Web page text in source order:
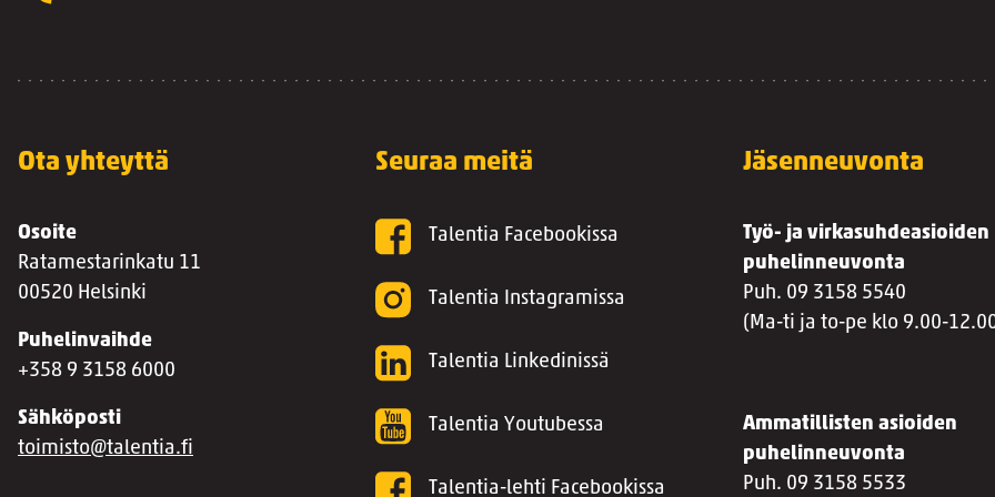
Ota yhteyttä
Osoite
Ratamestarinkatu 11
00520 Helsinki
Puhelinvaihde
+358 9 3158 6000
Sähköposti
toimisto@talentia.fi
Seuraa meitä
Talentia Facebookissa
Talentia Instagramissa
Talentia Linkedinissä
Talentia Youtubessa
Talentia-lehti Facebookissa
Jäsenneuvonta
Työ- ja virkasuhdeasioiden
puhelinneuvonta
Puh. 09 3158 5540
(Ma-ti ja to-pe klo 9.00-
Ammatillisten asioiden
puhelinneuvonta
Puh. 09 3158 5533